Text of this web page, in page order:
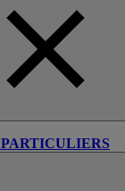
PARTICULIERS